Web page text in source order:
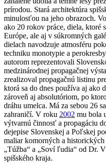
prírodou. Stará architektúra
minulosťou na jeho obrazoch.
ako 20 rokov práce, diela, ktoré
Európe, ale aj v súkromných
dielach navodzuje atmosféru
techniku monotypie a
autorom reprezentovali
medzinárodnej propagačnej
zrealizoval propagačnú listinu
ktorá sa do dnes používa aj ako
zároveň aj absolutóriom, po
dráhu umelca. Má za sebou 26
zahraničí. V roku 2002 mu bola
výtvarnú činnosť a propagáciu
dejepise Slovenskej a Poľskej
maliar komorných a
„Túžba“ a „Soví ľudia“ od Dr.
spišského kraja.